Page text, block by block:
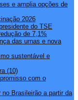
e amplia opções de
2026
do TSE
de 7,1%
das urnas e nova
sustentável e
(10)
com o
Brasileirão a partir da